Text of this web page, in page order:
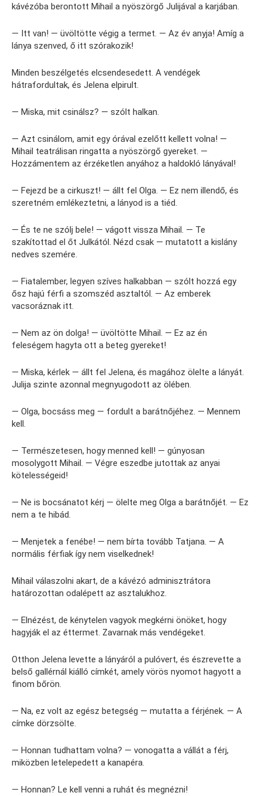
kávézóba berontott Mihail a nyöszörgő Julijával a karjában.
— Itt van! — üvöltötte végig a termet. — Az év anyja! Amíg a
lánya szenved, ő itt szórakozik!
Minden beszélgetés elcsendesedett. A vendégek
hátrafordultak, és Jelena elpirult.
— Miska, mit csinálsz? — szólt halkan.
— Azt csinálom, amit egy órával ezelőtt kellett volna! —
Mihail teatrálisan ringatta a nyöszörgő gyereket. —
Hozzámentem az érzéketlen anyához a haldokló lányával!
— Fejezd be a cirkuszt! — állt fel Olga. — Ez nem illendő, és
szeretném emlékeztetni, a lányod is a tiéd.
— És te ne szólj bele! — vágott vissza Mihail. — Te
szakítottad el őt Julkától. Nézd csak — mutatott a kislány
nedves szemére.
— Fiatalember, legyen szíves halkabban — szólt hozzá egy
ősz hajú férfi a szomszéd asztaltól. — Az emberek
vacsoráznak itt.
— Nem az ön dolga! — üvöltötte Mihail. — Ez az én
feleségem hagyta ott a beteg gyereket!
— Miska, kérlek — állt fel Jelena, és magához ölelte a lányát.
Julija szinte azonnal megnyugodott az ölében.
— Olga, bocsáss meg — fordult a barátnőjéhez. — Mennem
kell.
— Természetesen, hogy menned kell! — gúnyosan
mosolygott Mihail. — Végre eszedbe jutottak az anyai
kötelességeid!
— Ne is bocsánatot kérj — ölelte meg Olga a barátnőjét. — Ez
nem a te hibád.
— Menjetek a fenébe! — nem bírta tovább Tatjana. — A
normális férfiak így nem viselkednek!
Mihail válaszolni akart, de a kávézó adminisztrátora
határozottan odalépett az asztalukhoz.
— Elnézést, de kénytelen vagyok megkérni önöket, hogy
hagyják el az éttermet. Zavarnak más vendégeket.
Otthon Jelena levette a lányáról a pulóvert, és észrevette a
belső gallérnál kiálló címkét, amely vörös nyomot hagyott a
finom bőrön.
— Na, ez volt az egész betegség — mutatta a férjének. — A
címke dörzsölte.
— Honnan tudhattam volna? — vonogatta a vállát a férj,
miközben letelepedett a kanapéra.
— Honnan? Le kell venni a ruhát és megnézni!